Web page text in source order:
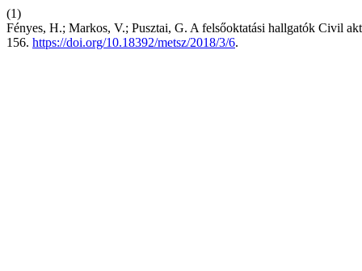
(1)
Fényes, H.; Markos, V.; Pusztai, G. A felsőoktatási hallgatók Civil
156. https://doi.org/10.18392/metsz/2018/3/6.